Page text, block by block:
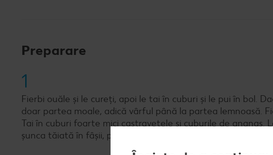
Preparare
1
Fierbi ouăle și le cureți, apoi le tai în cuburi și le pui în bol.
doar partea moale, adică vârful până la partea lemnoasă.
Tai în cuburi foarte mici castravetele și cuburile de ananas.
șunca tăiată în fâșii, piper, sare și ½ din cantitatea de